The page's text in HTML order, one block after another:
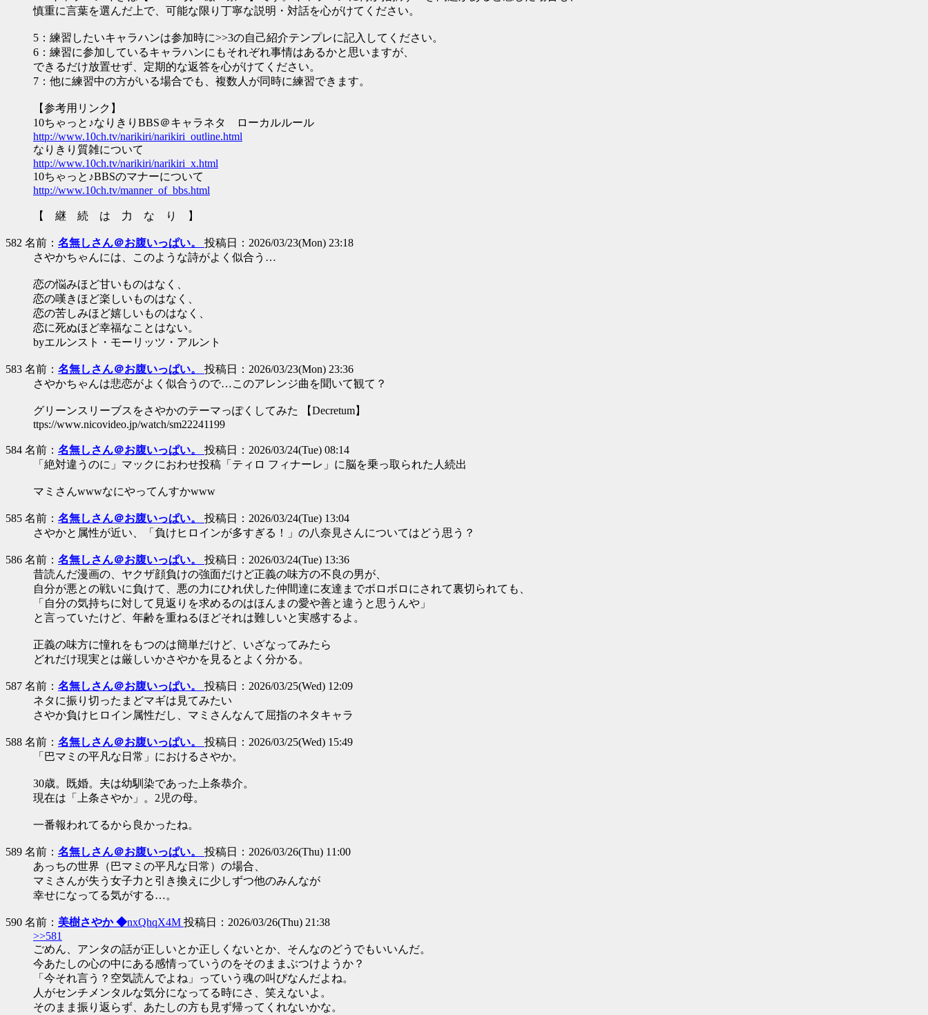
慎重に言葉を選んだ上で、可能な限り丁寧な説明・対話を心がけてください。
5：練習したいキャラハンは参加時に>>3の自己紹介テンプレに記入してください。
6：練習に参加しているキャラハンにもそれぞれ事情はあるかと思いますが、
できるだけ放置せず、定期的な返答を心がけてください。
7：他に練習中の方がいる場合でも、複数人が同時に練習できます。
【参考用リンク】
10ちゃっと♪なりきりBBS＠キャラネタ ローカルルール
http://www.10ch.tv/narikiri/narikiri_outline.html
なりきり質雑について
http://www.10ch.tv/narikiri/narikiri_x.html
10ちゃっと♪BBSのマナーについて
http://www.10ch.tv/manner_of_bbs.html
【 継 続 は 力 な り 】
582 名前： 名無しさん＠お腹いっぱい。 投稿日：2026/03/23(Mon) 23:18
さやかちゃんには、このような詩がよく似合う…
恋の悩みほど甘いものはなく、
恋の嘆きほど楽しいものはなく、
恋の苦しみほど嬉しいものはなく、
恋に死ぬほど幸福なことはない。
byエルンスト・モーリッツ・アルント
583 名前： 名無しさん＠お腹いっぱい。 投稿日：2026/03/23(Mon) 23:36
さやかちゃんは悲恋がよく似合うので…このアレンジ曲を聞いて観て？
グリーンスリーブスをさやかのテーマっぽくしてみた 【Decretum】
ttps://www.nicovideo.jp/watch/sm22241199
584 名前： 名無しさん＠お腹いっぱい。 投稿日：2026/03/24(Tue) 08:14
「絶対違うのに」マックにおわせ投稿「ティロ フィナーレ」に脳を乗っ取られた人続出
マミさんwwwなにやってんすかwww
585 名前： 名無しさん＠お腹いっぱい。 投稿日：2026/03/24(Tue) 13:04
さやかと属性が近い、「負けヒロインが多すぎる！」の八奈見さんについてはどう思う？
586 名前： 名無しさん＠お腹いっぱい。 投稿日：2026/03/24(Tue) 13:36
昔読んだ漫画の、ヤクザ顔負けの強面だけど正義の味方の不良の男が、
自分が悪との戦いに負けて、悪の力にひれ伏した仲間達に友達までボロボロにされて裏切られても、
「自分の気持ちに対して見返りを求めるのはほんまの愛や善と違うと思うんや」
と言っていたけど、年齢を重ねるほどそれは難しいと実感するよ。
正義の味方に憧れをもつのは簡単だけど、いざなってみたら
どれだけ現実とは厳しいかさやかを見るとよく分かる。
587 名前： 名無しさん＠お腹いっぱい。 投稿日：2026/03/25(Wed) 12:09
ネタに振り切ったまどマギは見てみたい
さやか負けヒロイン属性だし、マミさんなんて屈指のネタキャラ
588 名前： 名無しさん＠お腹いっぱい。 投稿日：2026/03/25(Wed) 15:49
「巴マミの平凡な日常」におけるさやか。
30歳。既婚。夫は幼馴染であった上条恭介。
現在は「上条さやか」。2児の母。
一番報われてるから良かったね。
589 名前： 名無しさん＠お腹いっぱい。 投稿日：2026/03/26(Thu) 11:00
あっちの世界（巴マミの平凡な日常）の場合、
マミさんが失う女子力と引き換えに少しずつ他のみんなが
幸せになってる気がする…。
590 名前： 美樹さやか ◆nxQhqX4M 投稿日：2026/03/26(Thu) 21:38
>>581
ごめん、アンタの話が正しいとか正しくないとか、そんなのどうでもいいんだ。
今あたしの心の中にある感情っていうのをそのままぶつけようか？
「今それ言う？空気読んでよね」っていう魂の叫びなんだよね。
人がセンチメンタルな気分になってる時にさ、笑えないよ。
そのまま振り返らず、あたしの方も見ず帰ってくれないかな。